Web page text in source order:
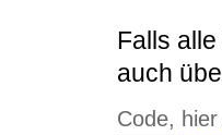
Falls
auch
Code,